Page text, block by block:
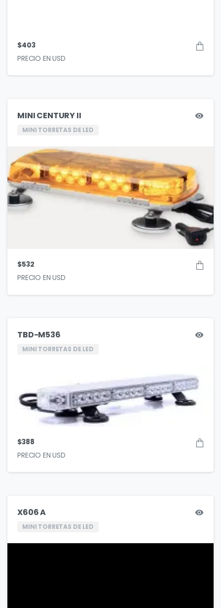
$403
MINI CENTURY II
MINI TORRETAS DE LED
$532
TBD-M536
MINI TORRETAS DE LED
$388
X606 A
MINI TORRETAS DE LED